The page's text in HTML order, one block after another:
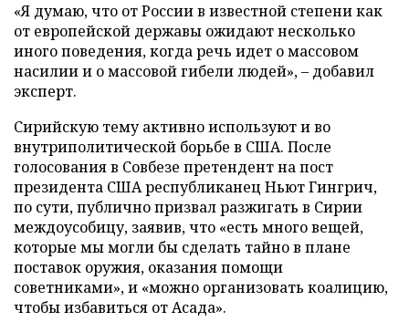
«Я думаю, что от России в известной степени как
от европейской державы ожидают несколько
иного поведения, когда речь идет о массовом
насилии и о массовой гибели людей», – добавил
эксперт.
Сирийскую тему активно используют и во
внутриполитической борьбе в США. После
голосования в Совбезе претендент на пост
президента США республиканец Ньют Гингрич,
по сути, публично призвал разжигать в Сирии
междоусобицу, заявив, что «есть много вещей,
которые мы могли бы сделать тайно в плане
поставок оружия, оказания помощи
советниками», и «можно организовать коалицию,
чтобы избавиться от Асада».